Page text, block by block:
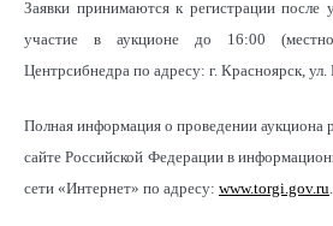
Заявки принимаются к регистрации после
участие в аукционе до 16:00
Центрсибнедра по адресу: г. Красноярск,
Полная информация о проведении аукциона
сайте Российской Федерации в
сети «Интернет» по адресу: www.torgi.gov.ru